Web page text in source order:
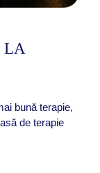
LA
bună terapie,
de terapie